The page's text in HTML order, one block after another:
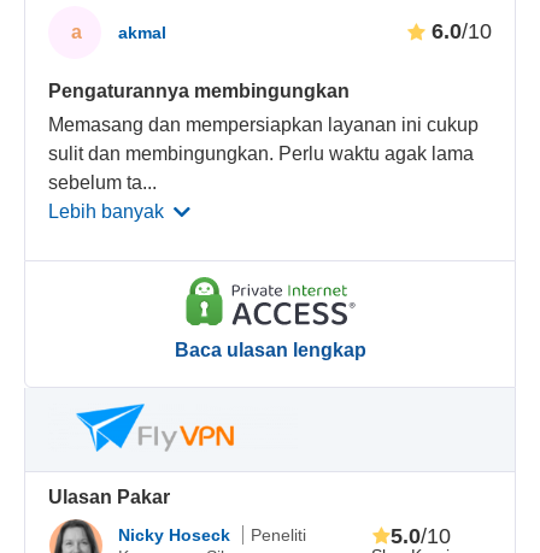
a akmal 6.0/10
Pengaturannya membingungkan
Memasang dan mempersiapkan layanan ini cukup
sulit dan membingungkan. Perlu waktu agak lama
sebelum ta...
Lebih banyak
Baca ulasan lengkap
Ulasan Pakar
Nicky Hoseck
Peneliti
5.0/10